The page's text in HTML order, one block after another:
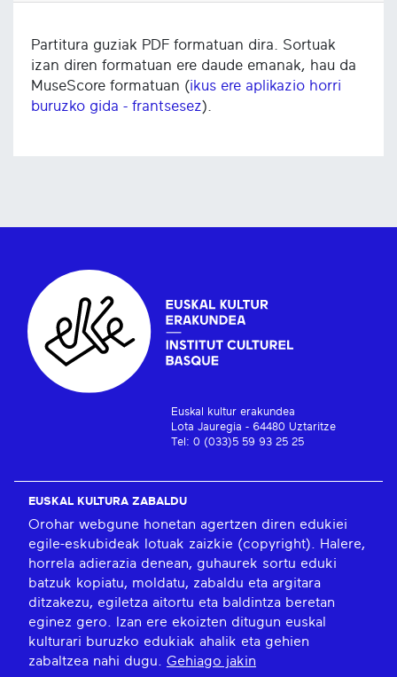
Partitura guziak PDF formatuan dira. Sortuak
izan diren formatuan ere daude emanak, hau da
MuseScore formatuan (ikus ere aplikazio horri
buruzko gida - frantsesez).
Euskal kultur erakundea
Lota Jauregia - 64480 Uztaritze
Tel: 0 (033)5 59 93 25 25
EUSKAL KULTURA ZABALDU
Orohar webgune honetan agertzen diren edukiei
egile-eskubideak lotuak zaizkie (copyright). Halere,
horrela adierazia denean, guhaurek sortu eduki
batzuk kopiatu, moldatu, zabaldu eta argitara
ditzakezu, egiletza aitortu eta baldintza beretan
eginez gero. Izan ere ekoizten ditugun euskal
kulturari buruzko edukiak ahalik eta gehien
zabaltzea nahi dugu. Gehiago jakin